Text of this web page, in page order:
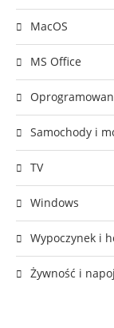
MacOS
MS Office
Samochody i
TV
Windows
Wypoczynek i
Żywność i